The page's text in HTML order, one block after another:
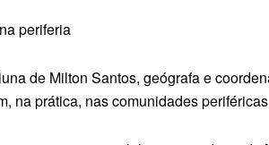
periferia
de Milton Santos, geógrafa e
na prática, nas comunidades